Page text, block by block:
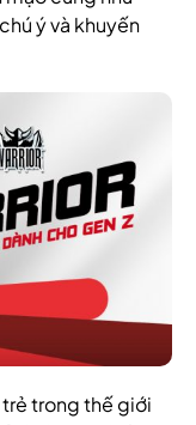
ý và khuyến
trong thế giới